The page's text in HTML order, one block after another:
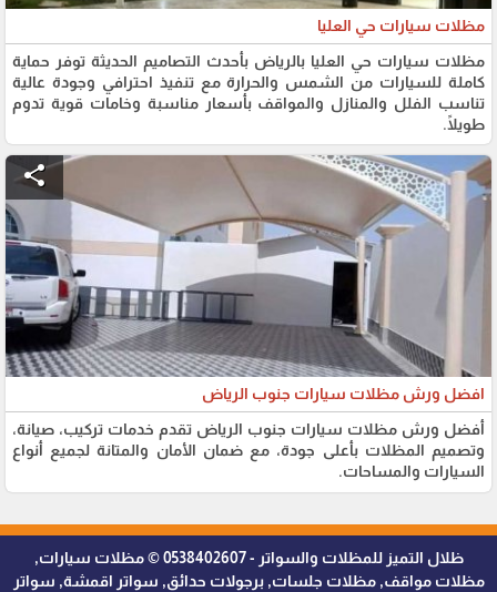
مظلات سيارات حي العليا
مظلات سيارات حي العليا بالرياض بأحدث التصاميم الحديثة توفر حماية
كاملة للسيارات من الشمس والحرارة مع تنفيذ احترافي وجودة عالية
تناسب الفلل والمنازل والمواقف بأسعار مناسبة وخامات قوية تدوم
طويلًا.
share
افضل ورش مظلات سيارات جنوب الرياض
أفضل ورش مظلات سيارات جنوب الرياض تقدم خدمات تركيب، صيانة،
وتصميم المظلات بأعلى جودة، مع ضمان الأمان والمتانة لجميع أنواع
السيارات والمساحات.
ظلال التميز للمظلات والسواتر - 0538402607 © مظلات سيارات,
مظلات مواقف, مظلات جلسات, برجولات حدائق, سواتر اقمشة, سواتر